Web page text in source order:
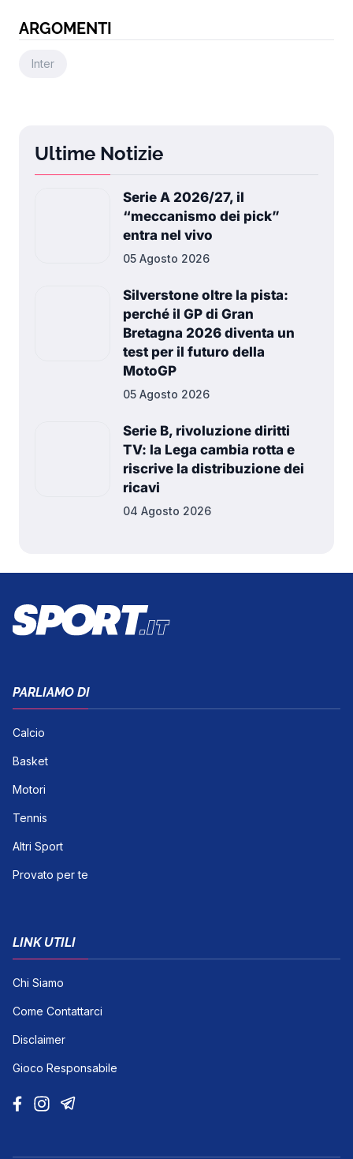
ARGOMENTI
Inter
Ultime Notizie
Serie A 2026/27, il
“meccanismo dei pick”
entra nel vivo
05 Agosto 2026
Silverstone oltre la pista:
perché il GP di Gran
Bretagna 2026 diventa un
test per il futuro della
MotoGP
05 Agosto 2026
Serie B, rivoluzione diritti
TV: la Lega cambia rotta e
riscrive la distribuzione dei
ricavi
04 Agosto 2026
PARLIAMO DI
Calcio
Basket
Motori
Tennis
Altri Sport
Provato per te
LINK UTILI
Chi Siamo
Come Contattarci
Disclaimer
Gioco Responsabile